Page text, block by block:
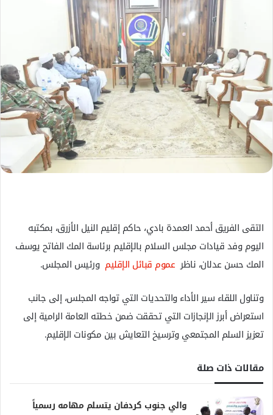
ل
ر
ي
د
ا
إ
ل
ك
ت
التقى الفريق أحمد العمدة بادي، حاكم إقليم النيل الأزرق، بمكتبه
اليوم وفد قيادات مجلس السلام بالإقليم برئاسة المك الفاتح يوسف
المك حسن عدلان، ناظر عموم قبائل الإقليم ورئيس المجلس.
وتناول اللقاء سير الأداء والتحديات التي تواجه المجلس، إلى جانب
استعراض أبرز الإنجازات التي تحققت ضمن خطته العامة الرامية إلى
تعزيز السلم المجتمعي وترسيخ التعايش بين مكونات الإقليم.
مقالات ذات صلة
والي جنوب كردفان يتسلم مهامه رسمياً